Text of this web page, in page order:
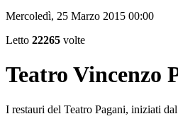
Mercoledì, 25 Marzo 2015 00:00
Letto 22265 volte
Teatro Vincenzo
I restauri del Teatro Pagani, iniziati